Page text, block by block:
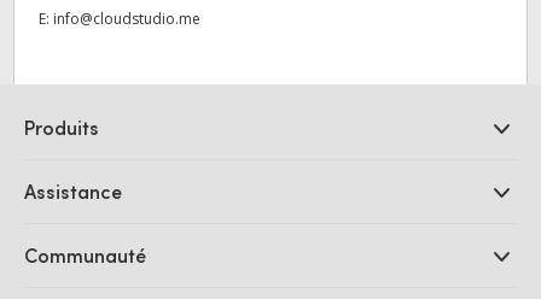
E: info@cloudstudio.me
Produits
Logiciels DaVinci Resolve et Fusion
Ultimatte
Assistance
Centre d'assistance technique
Communauté